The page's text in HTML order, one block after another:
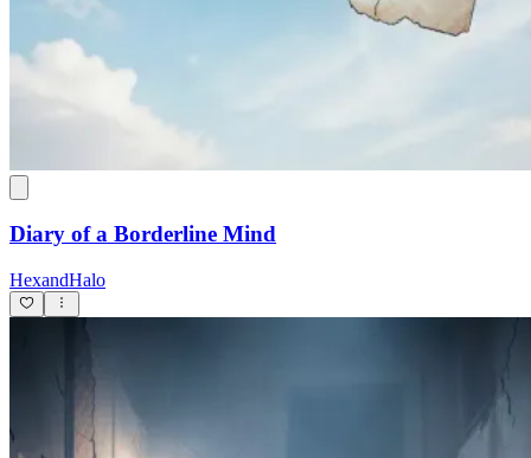
Diary of a Borderline Mind
HexandHalo